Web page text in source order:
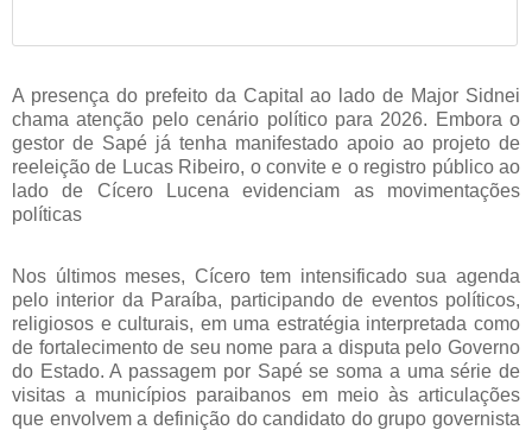
A presença do prefeito da Capital ao lado de Major Sidnei
chama atenção pelo cenário político para 2026. Embora o
gestor de Sapé já tenha manifestado apoio ao projeto de
reeleição de Lucas Ribeiro, o convite e o registro público ao
lado de Cícero Lucena evidenciam as movimentações
políticas
Nos últimos meses, Cícero tem intensificado sua agenda
pelo interior da Paraíba, participando de eventos políticos,
religiosos e culturais, em uma estratégia interpretada como
de fortalecimento de seu nome para a disputa pelo Governo
do Estado. A passagem por Sapé se soma a uma série de
visitas a municípios paraibanos em meio às articulações
que envolvem a definição do candidato do grupo governista